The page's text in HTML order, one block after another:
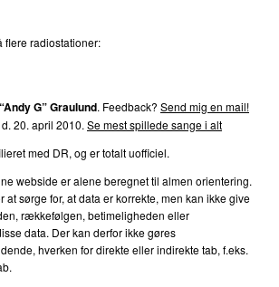
lør 1. jun 2013
Wolves
(sang):Niall Horan
Fool’s Gold
ons 13. jan 2021
(sang):Niall Horan
Gotta Be You
flere radiostationer:
G” Graulund. Feedback? Send mig en mail!
20. april 2010. Se mest spillede sange i alt
med DR, og er totalt uofficiel.
webside er alene beregnet til almen orientering.
at sørge for, at data er korrekte, men kan ikke give
rækkefølgen, betimeligheden eller
data. Der kan derfor ikke gøres
hverken for direkte eller indirekte tab, f.eks.